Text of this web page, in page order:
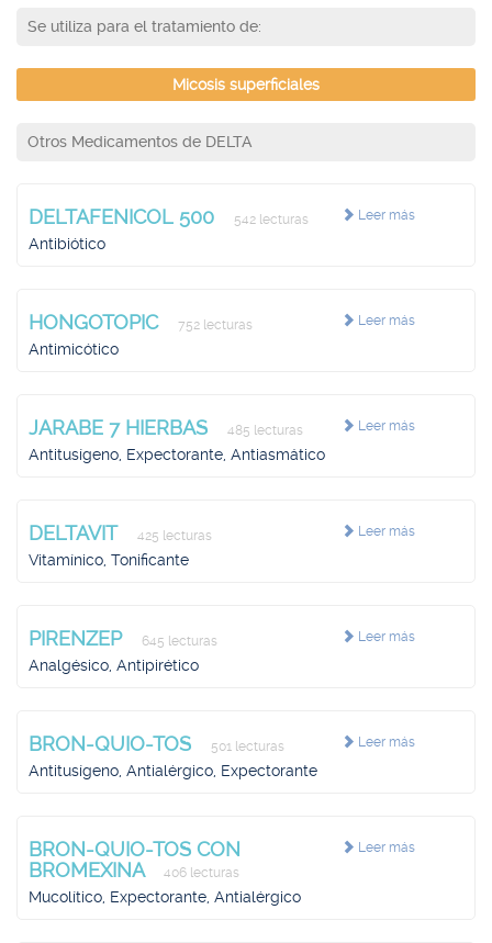
Se utiliza para el tratamiento de:
Micosis superficiales
Otros Medicamentos de DELTA
Leer más
DELTAFENICOL 500 542 lecturas
Antibiótico
Leer más
HONGOTOPIC 752 lecturas
Antimicótico
Leer más
JARABE 7 HIERBAS 485 lecturas
Antitusígeno, Expectorante, Antiasmático
Leer más
DELTAVIT 425 lecturas
Vitamínico, Tonificante
Leer más
PIRENZEP 645 lecturas
Analgésico, Antipirético
Leer más
BRON-QUIO-TOS 501 lecturas
Antitusígeno, Antialérgico, Expectorante
Leer más
BRON-QUIO-TOS CON
BROMEXINA
406 lecturas
Mucolítico, Expectorante, Antialérgico